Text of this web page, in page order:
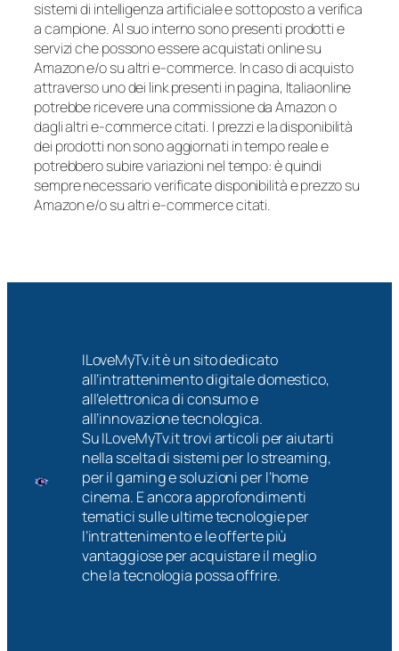
sistemi di intelligenza artificiale e sottoposto a verifica
a campione. Al suo interno sono presenti prodotti e
servizi che possono essere acquistati online su
Amazon e/o su altri e-commerce. In caso di acquisto
attraverso uno dei link presenti in pagina, Italiaonline
potrebbe ricevere una commissione da Amazon o
dagli altri e-commerce citati. I prezzi e la disponibilità
dei prodotti non sono aggiornati in tempo reale e
potrebbero subire variazioni nel tempo: è quindi
sempre necessario verificate disponibilità e prezzo su
Amazon e/o su altri e-commerce citati.
ILoveMyTv.it è un sito dedicato
all’intrattenimento digitale domestico,
all’elettronica di consumo e
all’innovazione tecnologica.
Su ILoveMyTv.it trovi articoli per aiutarti
nella scelta di sistemi per lo streaming,
per il gaming e soluzioni per l’home
cinema. E ancora approfondimenti
tematici sulle ultime tecnologie per
l’intrattenimento e le offerte più
vantaggiose per acquistare il meglio
che la tecnologia possa offrire.